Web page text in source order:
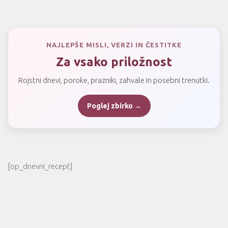
NAJLEPŠE MISLI, VERZI IN ČESTITKE
Za vsako priložnost
Rojstni dnevi, poroke, prazniki, zahvale in posebni trenutki.
Poglej zbirko →
[op_dnevni_recept]